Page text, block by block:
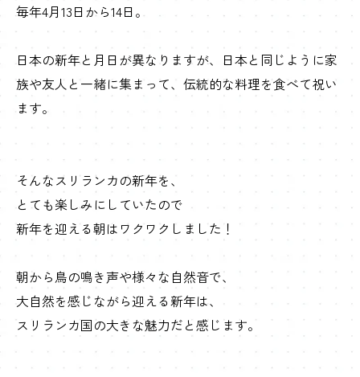
毎年4月13日から14日。
日本の新年と月日が異なりますが、日本と同じように家
族や友人と一緒に集まって、伝統的な料理を食べて祝い
ます。
そんなスリランカの新年を、
とても楽しみにしていたので
新年を迎える朝はワクワクしました！
朝から鳥の鳴き声や様々な自然音で、
大自然を感じながら迎える新年は、
スリランカ国の大きな魅力だと感じます。